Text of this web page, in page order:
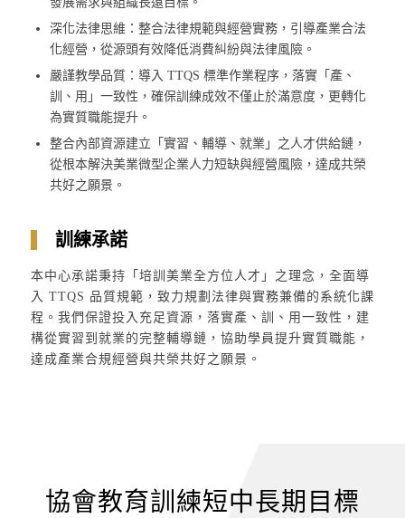
深化法律思維：整合法律規範與經營實務，引導產業合法
化經營，從源頭有效降低消費糾紛與法律風險。
嚴謹教學品質：導入 TTQS 標準作業程序，落實「產、
訓、用」一致性，確保訓練成效不僅止於滿意度，更轉化
為實質職能提升。
整合內部資源建立「實習、輔導、就業」之人才供給鏈，
從根本解決美業微型企業人力短缺與經營風險，達成共榮
共好之願景。
訓練承諾
本中心承諾秉持「培訓美業全方位人才」之理念，全面導
入 TTQS 品質規範，致力規劃法律與實務兼備的系統化課
程。我們保證投入充足資源，落實產、訓、用一致性，建
構從實習到就業的完整輔導鏈，協助學員提升實質職能，
達成產業合規經營與共榮共好之願景。
協會教育訓練短中長期目標